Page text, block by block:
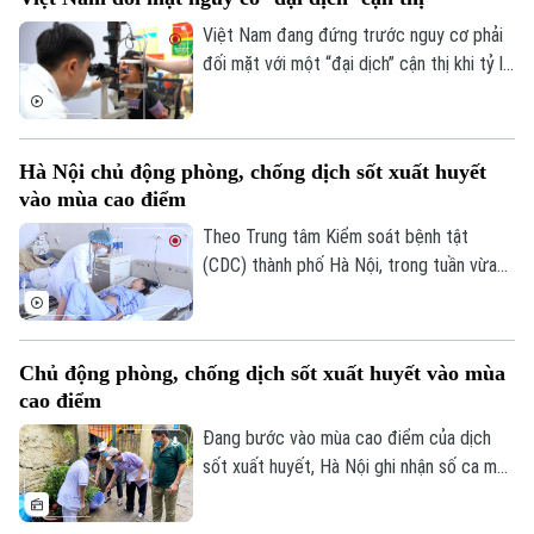
Tư vấn sức khỏe
Bóng đá
Quần vợt
Golf
Giải trí
Tin tức
Sao
Điện ảnh
Thời trang
Âm nhạc
Đã phát sóng
những cảnh báo về nguy cơ gây nghiện
cực mạnh, những hệ lụy với sức khỏe và
thách thức mới đối với công tác quản lý.
Việt Nam đang đứng trước nguy cơ phải
đối mặt với một “đại dịch” cận thị khi tỷ lệ
“Giải pháp nâng cao thị lực trong thời đại
Hà Nội chủ động phòng, chống dịch sốt xuất huyết
vào mùa cao điểm
Theo Trung tâm Kiểm soát bệnh tật
(CDC) thành phố Hà Nội, trong tuần vừa
truyền bệnh phát triển.
Chủ động phòng, chống dịch sốt xuất huyết vào mùa
cao điểm
Đang bước vào mùa cao điểm của dịch
sốt xuất huyết, Hà Nội ghi nhận số ca mắc